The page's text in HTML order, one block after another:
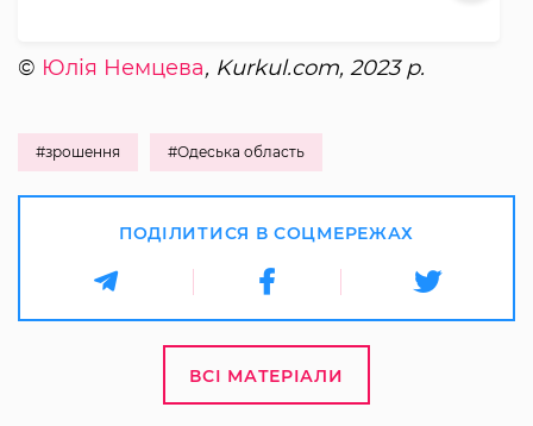
© Юлія Немцева, Kurkul.com, 2023 р.
#зрошення #Одеська область
ПОДІЛИТИСЯ В СОЦМЕРЕЖАХ
ВСІ МАТЕРІАЛИ